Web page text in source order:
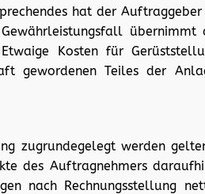
hat der
Kosten für
gewordenen Teiles der
zugrundegelegt werden
des Auftragnehmers
nach Rechnungsstellung